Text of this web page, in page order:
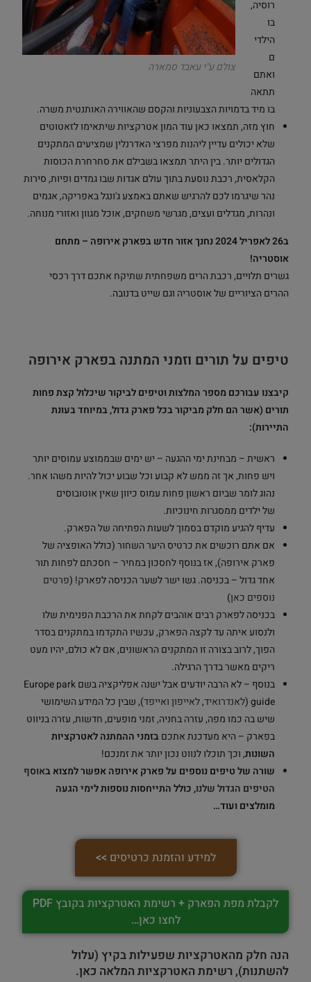
צולם ע"י עאבד סמארה
רוסיה,
בו
הילדי
ם
ואתם
תתאה
בו מיד בדמויות הצבעוניות והקסם שהאווירה האותנטית משרה.
חוץ מזה, תמצאו כאן עוד המון אטרקציות שיתאימו לזאטוטים
שלא יכולים עדיין ליהנות מפרצי האדרנלין שמציעים המתקנים
הגדולים יותר. בין היתר תמצאו בשבילם את סחרחרת הכוסות
הקלאסית, רכבת נוסעת בתוך עולם אגדות שבו גמדים ופיות, סירות
נהר שיגרמו לכם להרגיש שאתם באמצע ג'ונגל באפריקה, אגמים
ונהרות, מגדלים ועצים, מגרשי משחקים, אוכל מגוון ואזורי מנוחה.
ב26 לאפריל 2024 נחנך אזור חדש בפארק אירופה – מתחם
אוסטריה!
גשרים תלויים, רכבת הרים משפחתית שתיקח אתכם דרך רכסי
ההרים הציוריים של אוסטריה וגם שייט בדנובה.
טיפים על תורים וזמני המתנה בפארק אירופה
קיבצנו עבורכם מספר המלצות וטיפים לביקור שיכלול קצת פחות
תורים (אשר הם חלק מביקור בכל פארק גדול, במיוחד בעונת
התיירות):
ראשית – מבחינת ימי ההגעה – יש ימים שבממוצע עמוסים יותר
ויש פחות, אך זה ממש לא קבוע וכל שבוע יכול להיות משהו אחר.
נהוג לומר שביום ראשון פחות עמוס כיוון שאין אוטובוסים
של ילדים ממסגרות חינוכיות.
עדיף להגיע מוקדם בסמוך לשעות הפתיחה של הפארק.
אם אתם רוכשים את כרטיס היער השחור (כולל האופציה של
פארק אירופה), אז בנוסף לחסכון במחיר – חסכתם לפחות תור
אחד גדול – בכניסה. גשו ישר לשער הכניסה לפארק! (פרטים
נוספים כאן)
בכניסה לפארק רבים אוהבים לקחת את הרכבת הפנימית שלו
ולנסוע איתה עד לקצה הפארק, עכשיו התקדמו במתקנים בסדר
הפוך, לרוב בצורה זו המתקנים הראשונים, אם לא כולם, יהיו מעט
ריקים מאשר בדרך הרגילה.
בנוסף – לא הרבה יודעים אבל ישנה אפליקציה בשם Europe park
guide ( לאנדרואיד,לאייפון ואייפד), שבין כל המידע השימושי
שיש בה כמו מפה, עזרה בחניה, זמני מופעים, חדשות, עזרה בניווט
בפארק – היא מעדכנת אתכםבזמני ההמתנה לאטרקציות
השונות, וכך תוכלו לנווט נכון יותר את זמנכם!
שורה של טיפים נוספים על פארק אירופה אפשר למצוא באוסף
הטיפים הגדול שלנו, כולל התייחסות נוספות לימי הגעה
מומלצים ועוד…
למידע והזמנת כרטיסים >>
לקבלת מפת הפארק + רשימת האטרקציות בקובץ PDF
לחצו כאן…
הנה חלק מהאטרקציות שפעילות בקיץ (עלול
להשתנות),רשימת האטרקציות המלאה כאן.